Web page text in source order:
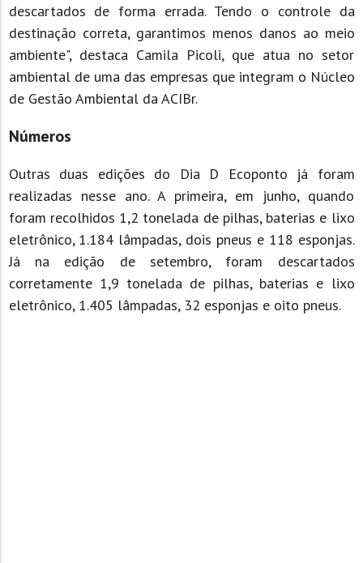
descartados de forma errada. Tendo o controle da
destinação correta, garantimos menos danos ao meio
ambiente", destaca Camila Picoli, que atua no setor
ambiental de uma das empresas que integram o Núcleo
de Gestão Ambiental da ACIBr.
Números
Outras duas edições do Dia D Ecoponto já foram
realizadas nesse ano. A primeira, em junho, quando
foram recolhidos 1,2 tonelada de pilhas, baterias e lixo
eletrônico, 1.184 lâmpadas, dois pneus e 118 esponjas.
Já na edição de setembro, foram descartados
corretamente 1,9 tonelada de pilhas, baterias e lixo
eletrônico, 1.405 lâmpadas, 32 esponjas e oito pneus.